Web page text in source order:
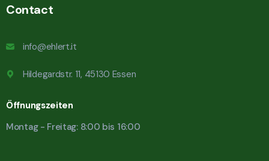
Contact
info@ehlert.it
Hildegardstr. 11, 45130 Essen
Öffnungszeiten
Montag - Freitag: 8:00 bis 16:00